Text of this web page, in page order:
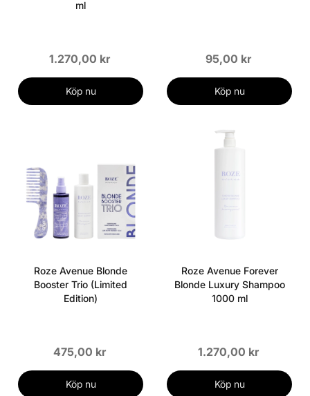
ml
1.270,00 kr
Köp nu
95,00 kr
Köp nu
Roze Avenue Blonde
Booster Trio (Limited
Edition)
475,00 kr
Köp nu
Roze Avenue Forever
Blonde Luxury Shampoo
1000 ml
1.270,00 kr
Köp nu